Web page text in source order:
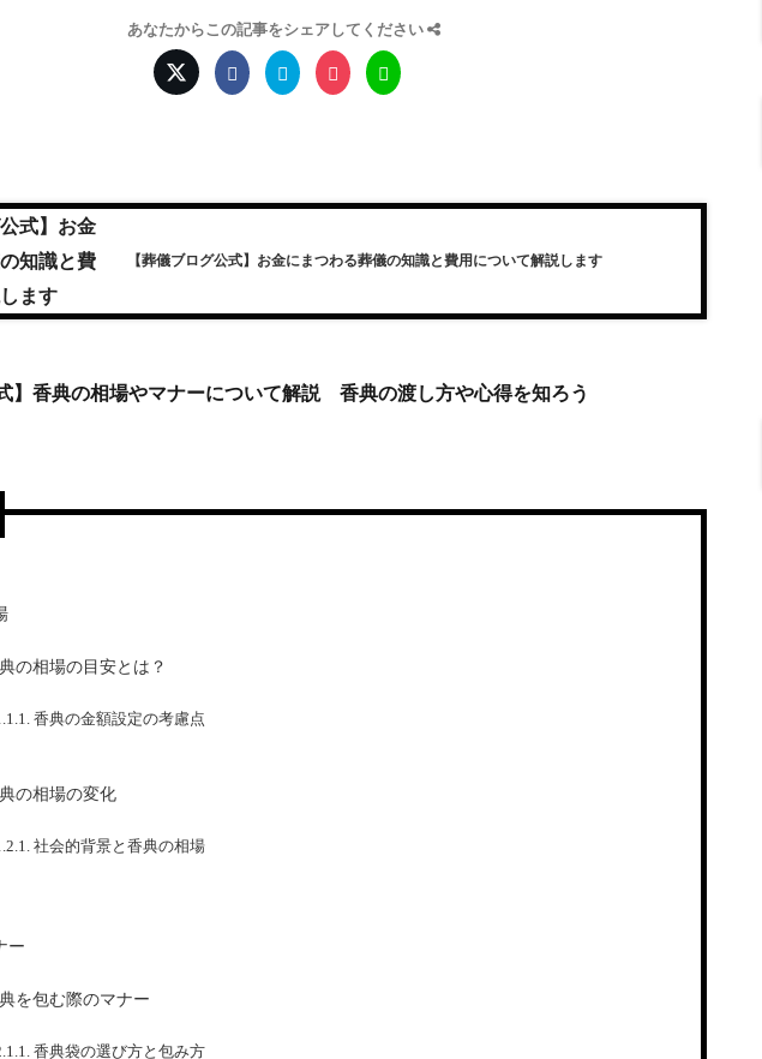
あなたからこの記事をシェアしてください
【葬儀ブログ公式】お金にまつわる葬儀の知識と費用について解説します
】香典の相場やマナーについて解説 香典の渡し方や心得を知ろう
の相場の目安とは？
香典の金額設定の考慮点
の相場の変化
社会的背景と香典の相場
ー
を包む際のマナー
香典袋の選び方と包み方